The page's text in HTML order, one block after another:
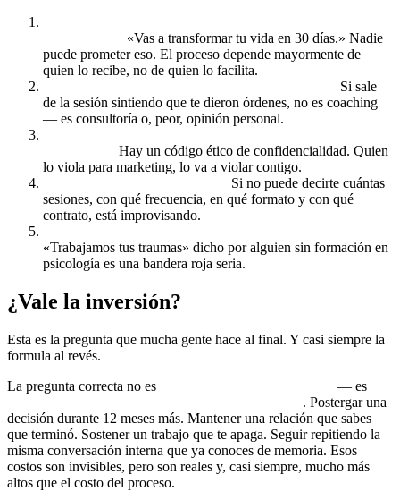
«Vas a transformar tu vida en 30 días.» Nadie
puede prometer eso. El proceso depende mayormente de
quien lo recibe, no de quien lo facilita.
Si sale
de la sesión sintiendo que te dieron órdenes, no es coaching
— es consultoría o, peor, opinión personal.
Hay un código ético de confidencialidad. Quien
lo viola para marketing, lo va a violar contigo.
Si no puede decirte cuántas
sesiones, con qué frecuencia, en qué formato y con qué
contrato, está improvisando.
«Trabajamos tus traumas» dicho por alguien sin formación en
psicología es una bandera roja seria.
¿Vale la inversión?
Esta es la pregunta que mucha gente hace al final. Y casi siempre la
formula al revés.
La pregunta correcta no es
— es
. Postergar una
decisión durante 12 meses más. Mantener una relación que sabes
que terminó. Sostener un trabajo que te apaga. Seguir repitiendo la
misma conversación interna que ya conoces de memoria. Esos
costos son invisibles, pero son reales y, casi siempre, mucho más
altos que el costo del proceso.